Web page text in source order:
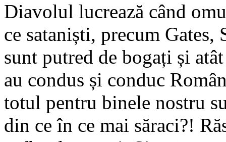
Diavolul lucrează când
ce sataniști, precum
sunt putred de bogați și
au condus și conduc
totul pentru binele nostru
din ce în ce mai săraci?!